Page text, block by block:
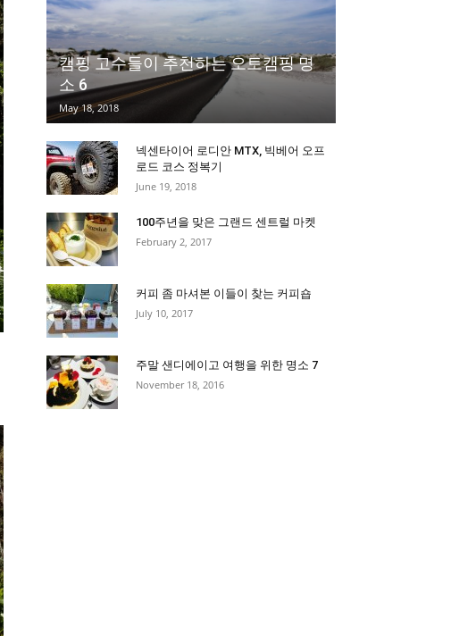
캠핑 고수들이 추천하는 오토캠핑 명
소 6
May 18, 2018
넥센타이어 로디안 MTX, 빅베어 오프
로드 코스 정복기
June 19, 2018
100주년을 맞은 그랜드 센트럴 마켓
February 2, 2017
커피 좀 마셔본 이들이 찾는 커피숍
July 10, 2017
주말 샌디에이고 여행을 위한 명소 7
November 18, 2016